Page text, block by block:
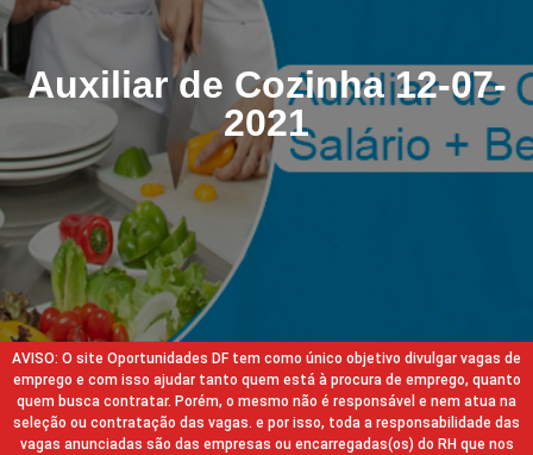
Auxiliar de Cozinha 12-07-
2021
AVISO: O site Oportunidades DF tem como único objetivo divulgar vagas de
emprego e com isso ajudar tanto quem está à procura de emprego, quanto
quem busca contratar. Porém, o mesmo não é responsável e nem atua na
seleção ou contratação das vagas. e por isso, toda a responsabilidade das
vagas anunciadas são das empresas ou encarregadas(os) do RH que nos